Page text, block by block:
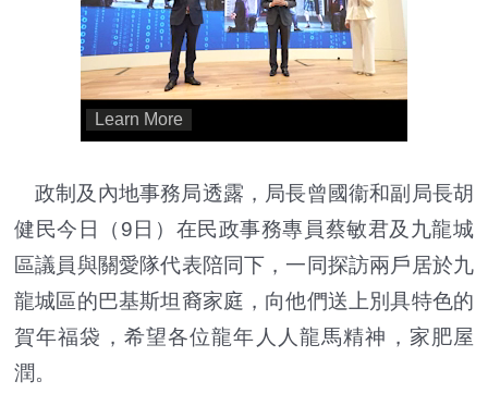
政制及內地事務局透露，局長曾國衞和副局長胡
健民今日（9日）在民政事務專員蔡敏君及九龍城
區議員與關愛隊代表陪同下，一同探訪兩戶居於九
龍城區的巴基斯坦裔家庭，向他們送上別具特色的
賀年福袋，希望各位龍年人人龍馬精神，家肥屋
潤。